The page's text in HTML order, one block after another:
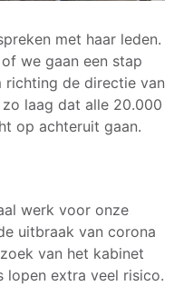
met haar leden.
we gaan een stap
richting de directie van
zo laag dat alle 20.000
op achteruit gaan.
werk voor onze
uitbraak van corona
van het kabinet
lopen extra veel risico.